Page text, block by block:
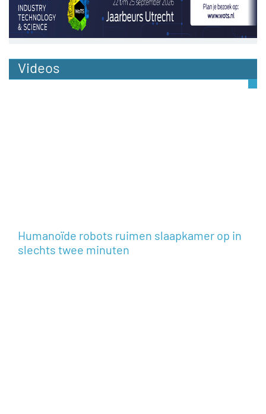
Videos
Humanoïde robots ruimen slaapkamer op in
slechts twee minuten